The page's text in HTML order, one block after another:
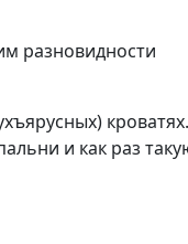
разновидности
кроватях.
и как раз